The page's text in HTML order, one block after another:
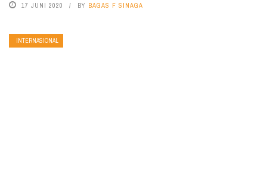
17 JUNI 2020 BY BAGAS F SINAGA
INTERNASIONAL